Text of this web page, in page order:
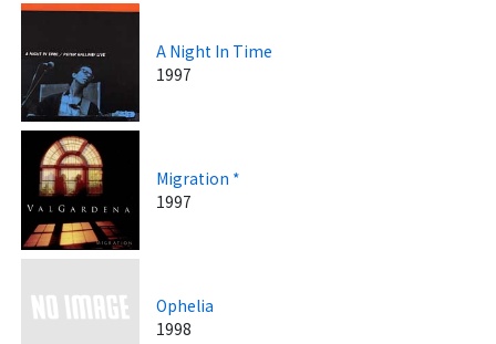
A Night In Time
1997
Migration *
1997
Ophelia
1998